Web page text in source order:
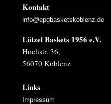
Kontakt
info@epgbasketskoblenz.de
Lützel Baskets 1956 e.V.
Hochstr. 36,
56070 Koblenz
Links
Impressum